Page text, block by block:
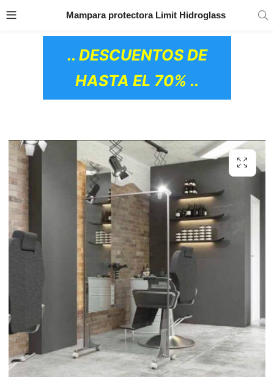
PRODUCTOS
.. DESCUENTOS DE
HASTA EL 70% ..
Mampara protectora Limit Hidroglass